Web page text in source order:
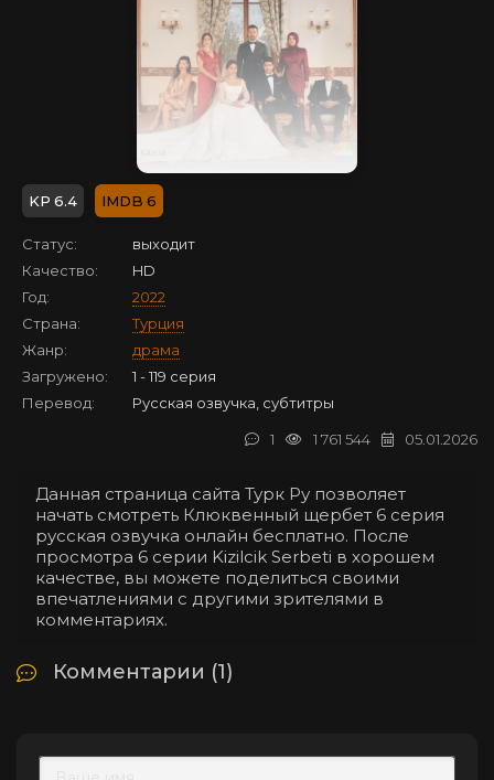
6.4 6
Статус:
выходит
Качество:
HD
Год:
2022
Страна:
Турция
Жанр:
драма
Загружено:
1 - 119 серия
Перевод:
Русская озвучка, субтитры
05.01.2026
1 761 544
1
Данная страница сайта Турк Ру позволяет
начать смотреть Клюквенный щербет 6 серия
русская озвучка онлайн бесплатно. После
просмотра 6 серии Kizilcik Serbeti в хорошем
качестве, вы можете поделиться своими
впечатлениями с другими зрителями в
комментариях.
Комментарии (1)